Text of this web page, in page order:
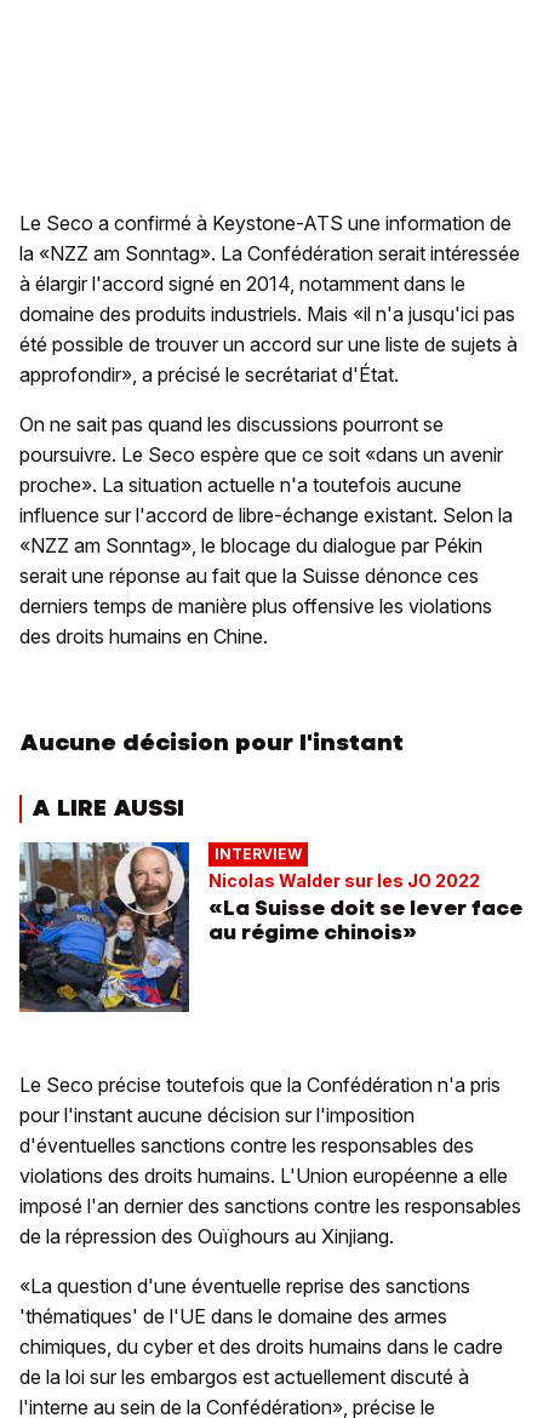
Le Seco a confirmé à Keystone-ATS une information de
la «NZZ am Sonntag». La Confédération serait intéressée
à élargir l'accord signé en 2014, notamment dans le
domaine des produits industriels. Mais «il n'a jusqu'ici pas
été possible de trouver un accord sur une liste de sujets à
approfondir», a précisé le secrétariat d'État.
On ne sait pas quand les discussions pourront se
poursuivre. Le Seco espère que ce soit «dans un avenir
proche». La situation actuelle n'a toutefois aucune
influence sur l'accord de libre-échange existant. Selon la
«NZZ am Sonntag», le blocage du dialogue par Pékin
serait une réponse au fait que la Suisse dénonce ces
derniers temps de manière plus offensive les violations
des droits humains en Chine.
Aucune décision pour l'instant
A LIRE AUSSI
INTERVIEW
Nicolas Walder sur les JO 2022
«La Suisse doit se lever face
au régime chinois»
Le Seco précise toutefois que la Confédération n'a pris
pour l'instant aucune décision sur l'imposition
d'éventuelles sanctions contre les responsables des
violations des droits humains. L'Union européenne a elle
imposé l'an dernier des sanctions contre les responsables
de la répression des Ouïghours au Xinjiang.
«La question d'une éventuelle reprise des sanctions
'thématiques' de l'UE dans le domaine des armes
chimiques, du cyber et des droits humains dans le cadre
de la loi sur les embargos est actuellement discuté à
l'interne au sein de la Confédération», précise le